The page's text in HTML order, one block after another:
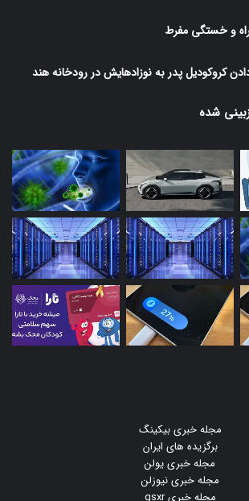
و خستگی مفرط
کروکودیل پدر به نوزادهایش در رودخانه هند
شده
مجله خبری بیکینگ
برگزیده های ایران
مجله خبری یولن
مجله خبری نیوزلن
مجله خبری gsxr